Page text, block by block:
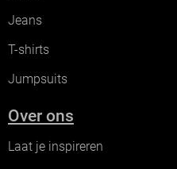
Jeans
T-shirts
Jumpsuits
Over ons
Laat je inspireren